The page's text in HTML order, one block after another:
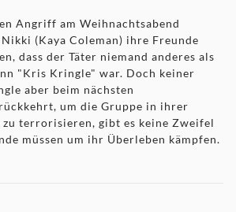
Angriff am Weihnachtsabend
(Kaya Coleman) ihre Freunde
dass der Täter niemand anderes als
"Kris Kringle" war. Doch keiner
aber beim nächsten
um die Gruppe in ihrer
zu terrorisieren, gibt es keine Zweifel
müssen um ihr Überleben kämpfen.